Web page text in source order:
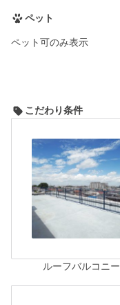
ペット
ペット可のみ表示
こだわり条件
ルーフバルコニー